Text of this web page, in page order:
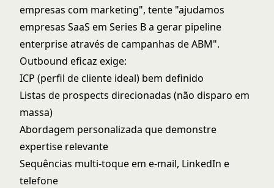
empresas com marketing", tente "ajudamos
empresas SaaS em Series B a gerar pipeline
enterprise através de campanhas de ABM".
Outbound eficaz exige:
ICP (perfil de cliente ideal) bem definido
Listas de prospects direcionadas (não disparo em
massa)
Abordagem personalizada que demonstre
expertise relevante
Sequências multi-toque em e-mail, LinkedIn e
telefone